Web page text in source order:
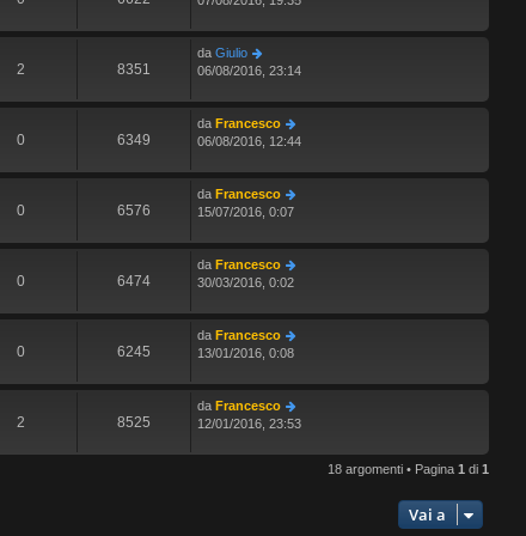
2 8351
da Giulio
06/08/2016, 23:14
0 6349
da Francesco
06/08/2016, 12:44
0 6576
da Francesco
15/07/2016, 0:07
0 6474
da Francesco
30/03/2016, 0:02
0 6245
da Francesco
13/01/2016, 0:08
2 8525
da Francesco
12/01/2016, 23:53
18 argomenti • Pagina 1 di 1
Vai a